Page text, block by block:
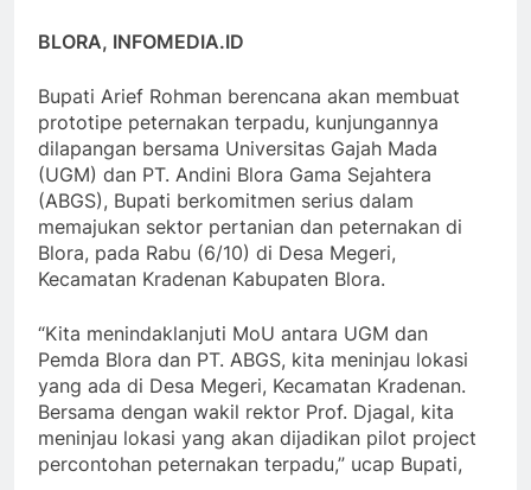
BLORA, INFOMEDIA.ID
Bupati Arief Rohman berencana akan membuat
prototipe peternakan terpadu, kunjungannya
dilapangan bersama Universitas Gajah Mada
(UGM) dan PT. Andini Blora Gama Sejahtera
(ABGS), Bupati berkomitmen serius dalam
memajukan sektor pertanian dan peternakan di
Blora, pada Rabu (6/10) di Desa Megeri,
Kecamatan Kradenan Kabupaten Blora.
“Kita menindaklanjuti MoU antara UGM dan
Pemda Blora dan PT. ABGS, kita meninjau lokasi
yang ada di Desa Megeri, Kecamatan Kradenan.
Bersama dengan wakil rektor Prof. Djagal, kita
meninjau lokasi yang akan dijadikan pilot project
percontohan peternakan terpadu,” ucap Bupati,